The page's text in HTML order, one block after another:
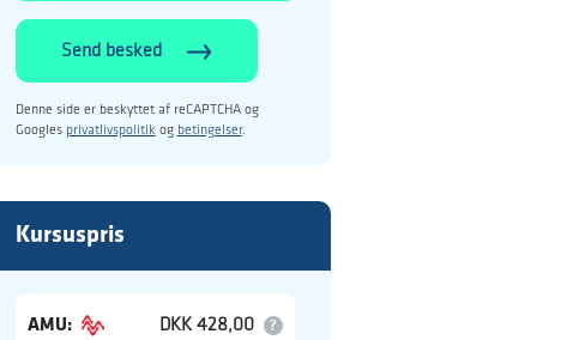
Send besked
Denne side er beskyttet af reCAPTCHA og
Googles privatlivspolitik og betingelser.
Kursuspris
AMU: DKK 428,00